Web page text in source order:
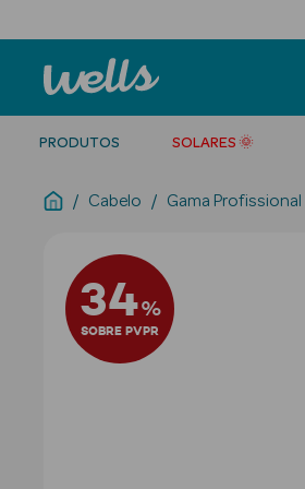
PRODUTOS SOLARES 🌞
Cabelo Gama Profissional
34%
SOBRE PVPR